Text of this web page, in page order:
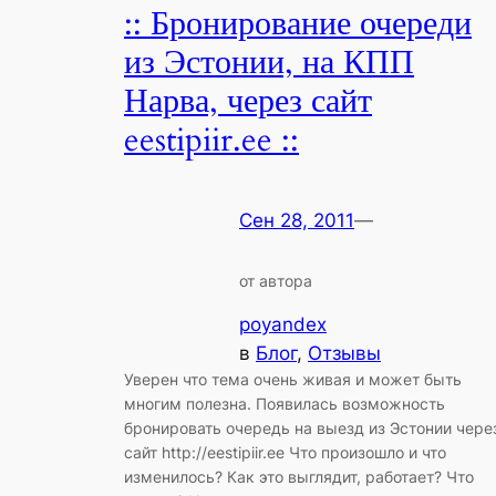
:: Бронирование очереди
из Эстонии, на КПП
Нарва, через сайт
eestipiir.ee ::
Сен 28, 2011—
от автора
poyandex
в Блог, Отзывы
Уверен что тема очень живая и может быть
многим полезна. Появилась возможность
бронировать очередь на выезд из Эстонии
сайт http://eestipiir.ee Что произошло и что
изменилось? Как это выглядит, работает? Что